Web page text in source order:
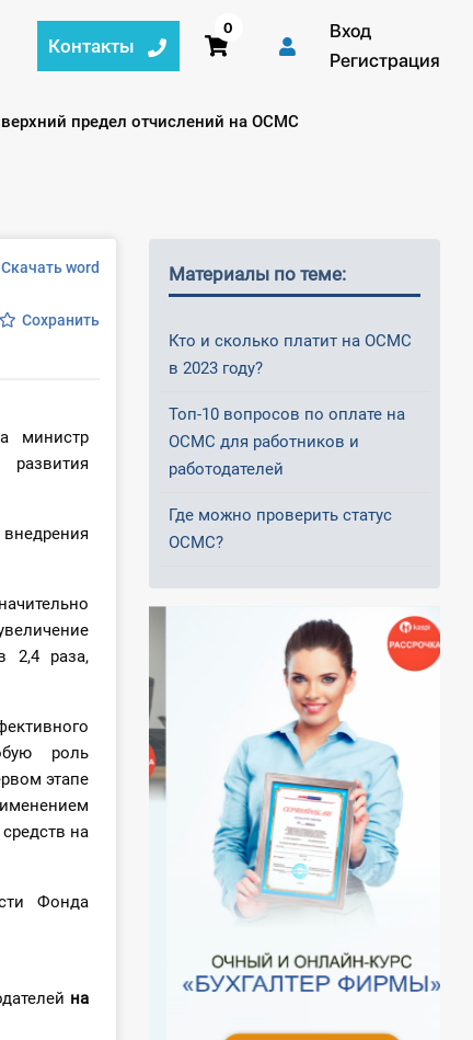
Контакты
0
Вход
Регистрация
предел отчислений на ОСМС
Скачать word
Сохранить
министр
2,4 раза,
роль
этапе
на
Фонда
на
Материалы по теме:
Кто и сколько платит на ОСМС
в 2023 году?
Топ-10 вопросов по оплате на
ОСМС для работников и
работодателей
Где можно проверить статус
ОСМС?